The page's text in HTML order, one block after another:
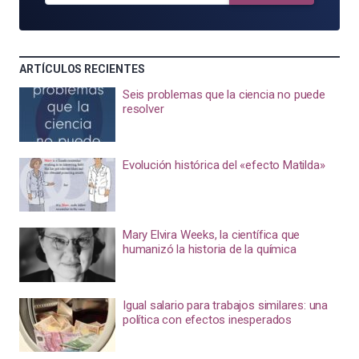
ARTÍCULOS RECIENTES
Seis problemas que la ciencia no puede
resolver
Evolución histórica del «efecto Matilda»
Mary Elvira Weeks, la científica que
humanizó la historia de la química
Igual salario para trabajos similares: una
política con efectos inesperados